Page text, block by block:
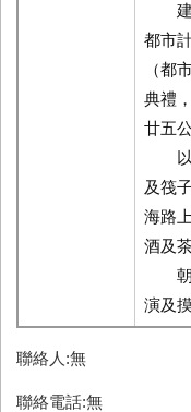
建設
都市
（都
典禮
廿五
以上
及筏
海路
酒及
朝馬
演及
聯絡人:無
聯絡電話:無